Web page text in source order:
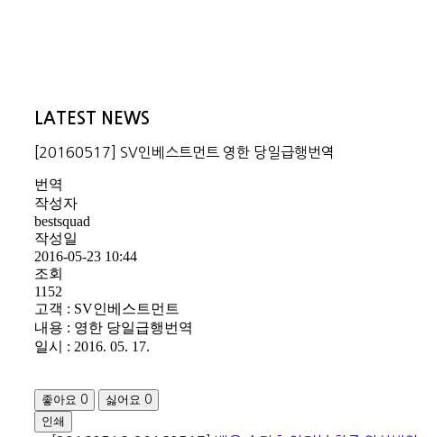
LATEST NEWS
[20160517] SV인베스트먼트 영한 당일급행번역
번역
작성자
bestsquad
작성일
2016-05-23 10:44
조회
1152
고객 : SV인베스트먼트
내용 : 영한 당일급행번역
일시 : 2016. 05. 17.
좋아요 0 싫어요 0
인쇄